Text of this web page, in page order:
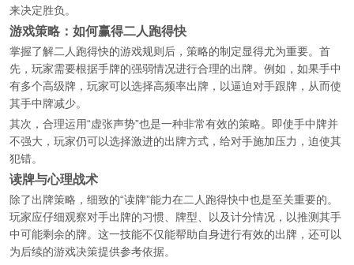
来决定胜负。
游戏策略：如何赢得二人跑得快
掌握了解二人跑得快的游戏规则后，策略的制定显得尤为重要。首
先，玩家需要根据手牌的强弱情况进行合理的出牌。例如，如果手中
有多个高级牌，玩家可以选择高频率出牌，以逼迫对手跟牌，从而使
其手中牌减少。
其次，合理运用“虚张声势”也是一种非常有效的策略。即使手中牌并
不强大，玩家仍可以选择激进的出牌方式，给对手施加压力，迫使其
犯错。
读牌与心理战术
除了出牌策略，细致的“读牌”能力在二人跑得快中也是至关重要的。
玩家应仔细观察对手出牌的习惯、牌型、以及计分情况，以推测其手
中可能剩余的牌。这一技能不仅能帮助自身进行有效的出牌，还可以
为后续的游戏决策提供参考依据。